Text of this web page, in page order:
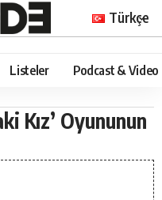
Türkçe
Listeler Podcast & Video
Kız’ Oyununun